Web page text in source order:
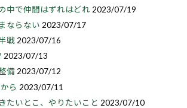
中で仲間はずれはどれ 2023/07/19
ならない 2023/07/17
戦 2023/07/16
2023/07/13
備2023/07/12
ら 2023/07/11
たいとこ、やりたいこと 2023/07/10